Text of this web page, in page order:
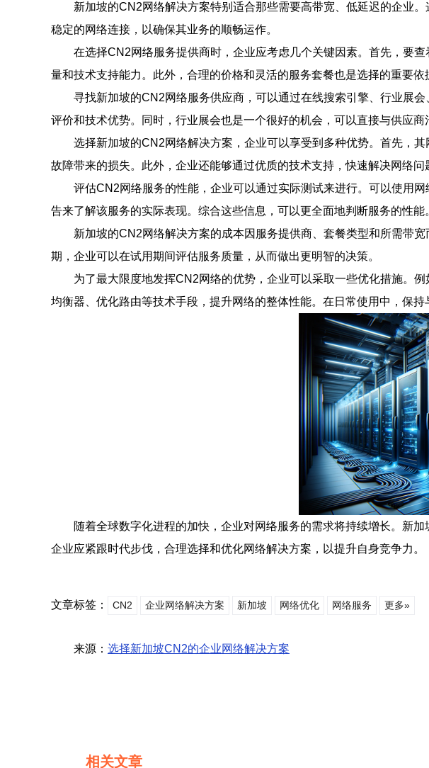
新加坡的CN2网络解决方案特别适合那些需要高带宽、低延迟的企业
稳定的网络连接，以确保其业务的顺畅运作。
在选择CN2网络服务提供商时，企业应考虑几个关键因素。首先，要
量和技术支持能力。此外，合理的价格和灵活的服务套餐也是选择的重要
寻找新加坡的CN2网络服务供应商，可以通过在线搜索引擎、行业展
评价和技术优势。同时，行业展会也是一个很好的机会，可以直接与供应商
选择新加坡的CN2网络解决方案，企业可以享受到多种优势。首先，
故障带来的损失。此外，企业还能够通过优质的技术支持，快速解决网络问
评估CN2网络服务的性能，企业可以通过实际测试来进行。可以使用
告来了解该服务的实际表现。综合这些信息，可以更全面地判断服务的性能
新加坡的CN2网络解决方案的成本因服务提供商、套餐类型和所需带
期，企业可以在试用期间评估服务质量，从而做出更明智的决策。
为了最大限度地发挥CN2网络的优势，企业可以采取一些优化措施。
均衡器、优化路由等技术手段，提升网络的整体性能。在日常使用中，保
随着全球数字化进程的加快，企业对网络服务的需求将持续增长。新
企业应紧跟时代步伐，合理选择和优化网络解决方案，以提升自身竞争力。
文章标签： CN2 企业网络解决方案 新加坡 网络优化 网络服务 更多»
来源： 选择新加坡CN2的企业网络解决方案
相关文章